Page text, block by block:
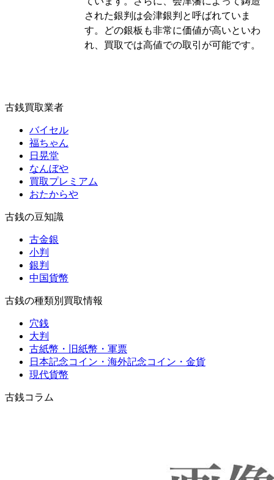
された銀判は会津銀判と呼ばれていま
す。どの銀板も非常に価値が高いといわ
れ、買取では高値での取引が可能です。
古銭買取業者
バイセル
福ちゃん
日晃堂
なんぼや
買取プレミアム
おたからや
古銭の豆知識
古金銀
小判
銀判
中国貨幣
古銭の種類別買取情報
穴銭
大判
古紙幣・旧紙幣・軍票
⽇本記念コイン・海外記念コイン・⾦貨
現代貨幣
古銭コラム